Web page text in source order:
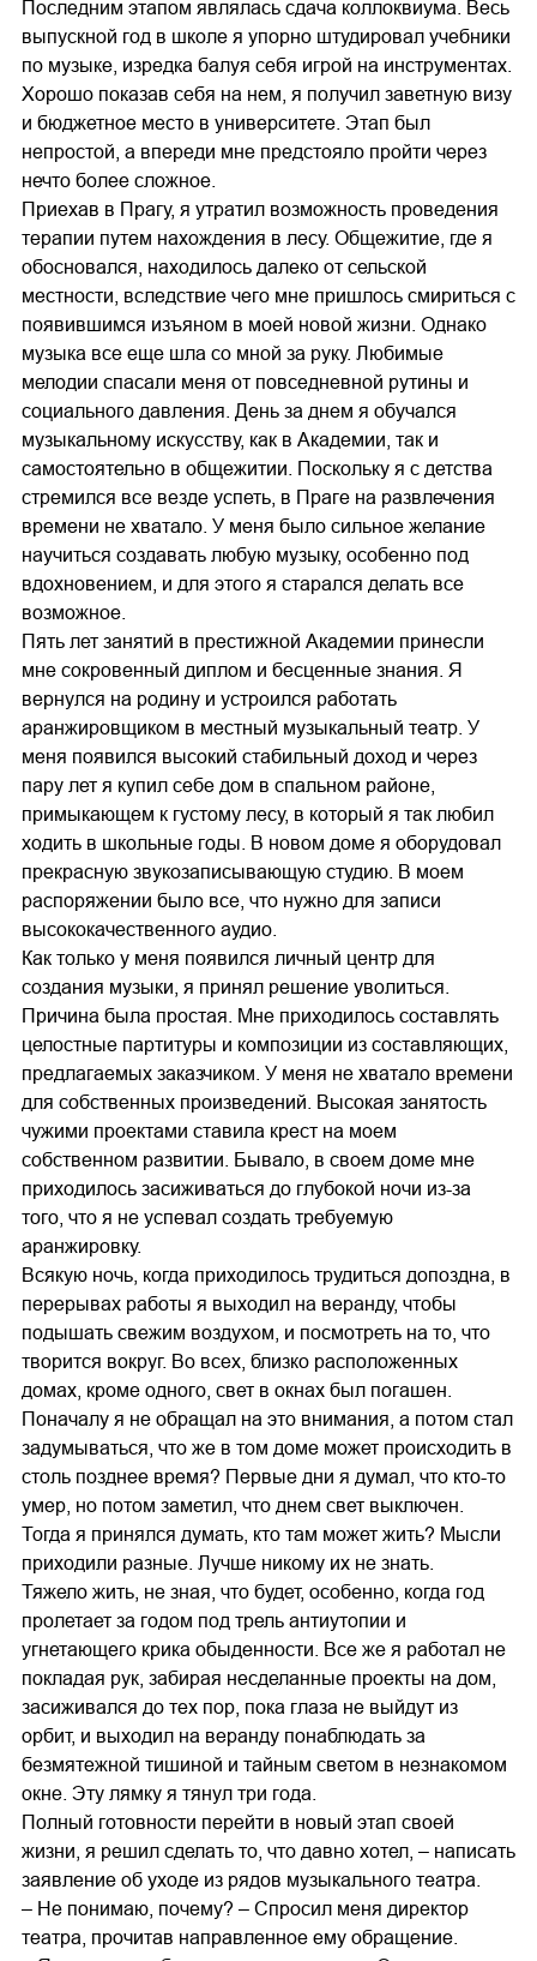
Последним этапом являлась сдача коллоквиума. Весь
выпускной год в школе я упорно штудировал учебники
по музыке, изредка балуя себя игрой на инструментах.
Хорошо показав себя на нем, я получил заветную визу
и бюджетное место в университете. Этап был
непростой, а впереди мне предстояло пройти через
нечто более сложное.
Приехав в Прагу, я утратил возможность проведения
терапии путем нахождения в лесу. Общежитие, где я
обосновался, находилось далеко от сельской
местности, вследствие чего мне пришлось смириться с
появившимся изъяном в моей новой жизни. Однако
музыка все еще шла со мной за руку. Любимые
мелодии спасали меня от повседневной рутины и
социального давления. День за днем я обучался
музыкальному искусству, как в Академии, так и
самостоятельно в общежитии. Поскольку я с детства
стремился все везде успеть, в Праге на развлечения
времени не хватало. У меня было сильное желание
научиться создавать любую музыку, особенно под
вдохновением, и для этого я старался делать все
возможное.
Пять лет занятий в престижной Академии принесли
мне сокровенный диплом и бесценные знания. Я
вернулся на родину и устроился работать
аранжировщиком в местный музыкальный театр. У
меня появился высокий стабильный доход и через
пару лет я купил себе дом в спальном районе,
примыкающем к густому лесу, в который я так любил
ходить в школьные годы. В новом доме я оборудовал
прекрасную звукозаписывающую студию. В моем
распоряжении было все, что нужно для записи
высококачественного аудио.
Как только у меня появился личный центр для
создания музыки, я принял решение уволиться.
Причина была простая. Мне приходилось составлять
целостные партитуры и композиции из составляющих,
предлагаемых заказчиком. У меня не хватало времени
для собственных произведений. Высокая занятость
чужими проектами ставила крест на моем
собственном развитии. Бывало, в своем доме мне
приходилось засиживаться до глубокой ночи из-за
того, что я не успевал создать требуемую
аранжировку.
Всякую ночь, когда приходилось трудиться допоздна, в
перерывах работы я выходил на веранду, чтобы
подышать свежим воздухом, и посмотреть на то, что
творится вокруг. Во всех, близко расположенных
домах, кроме одного, свет в окнах был погашен.
Поначалу я не обращал на это внимания, а потом стал
задумываться, что же в том доме может происходить в
столь позднее время? Первые дни я думал, что кто-то
умер, но потом заметил, что днем свет выключен.
Тогда я принялся думать, кто там может жить? Мысли
приходили разные. Лучше никому их не знать.
Тяжело жить, не зная, что будет, особенно, когда год
пролетает за годом под трель антиутопии и
угнетающего крика обыденности. Все же я работал не
покладая рук, забирая несделанные проекты на дом,
засиживался до тех пор, пока глаза не выйдут из
орбит, и выходил на веранду понаблюдать за
безмятежной тишиной и тайным светом в незнакомом
окне. Эту лямку я тянул три года.
Полный готовности перейти в новый этап своей
жизни, я решил сделать то, что давно хотел, – написать
заявление об уходе из рядов музыкального театра.
– Не понимаю, почему? – Спросил меня директор
театра, прочитав направленное ему обращение.